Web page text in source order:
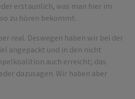
erstaunlich, was man hier im
zu hören bekommt.
real. Deswegen haben wir bei der
angepackt und in den nicht
auch erreicht; das
dazusagen. Wir haben aber